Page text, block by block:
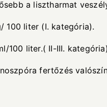
a lisztharmat
liter (I. kategória).
liter.( II-III.
fertőzés